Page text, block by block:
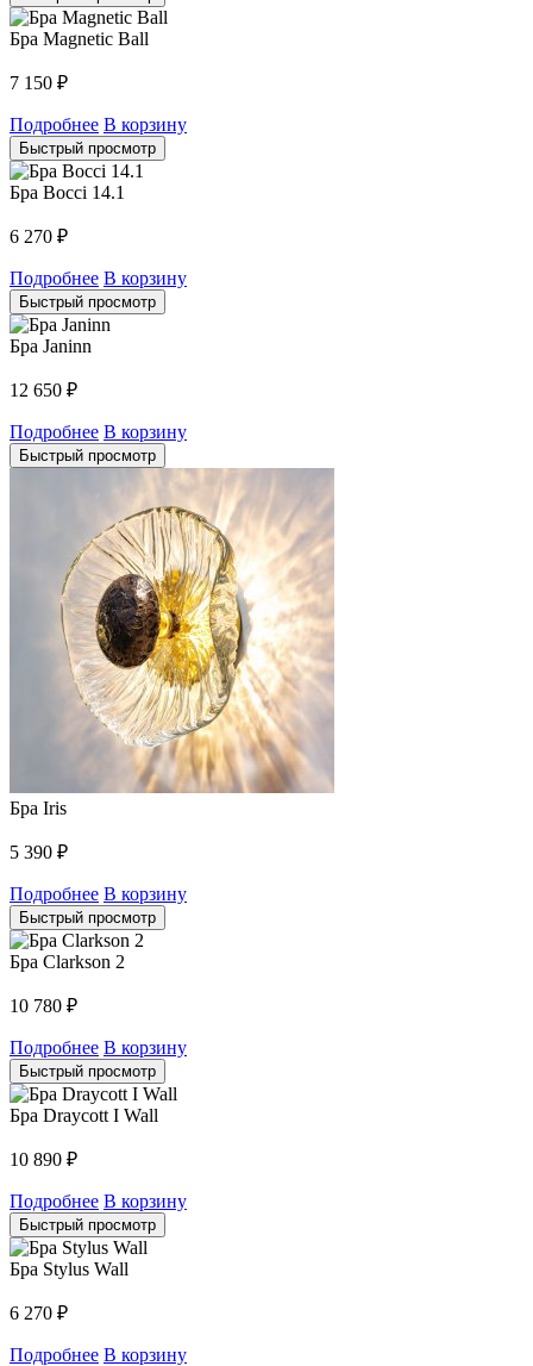
Бра Magnetic Ball
7 150 ₽
Подробнее В корзину
Быстрый просмотр
Бра Bocci 14.1
6 270 ₽
Подробнее В корзину
Быстрый просмотр
Бра Janinn
12 650 ₽
Подробнее В корзину
Быстрый просмотр
Бра Iris
5 390 ₽
Подробнее В корзину
Быстрый просмотр
Бра Clarkson 2
10 780 ₽
Подробнее В корзину
Быстрый просмотр
Бра Draycott I Wall
10 890 ₽
Подробнее В корзину
Быстрый просмотр
Бра Stylus Wall
6 270 ₽
Подробнее В корзину